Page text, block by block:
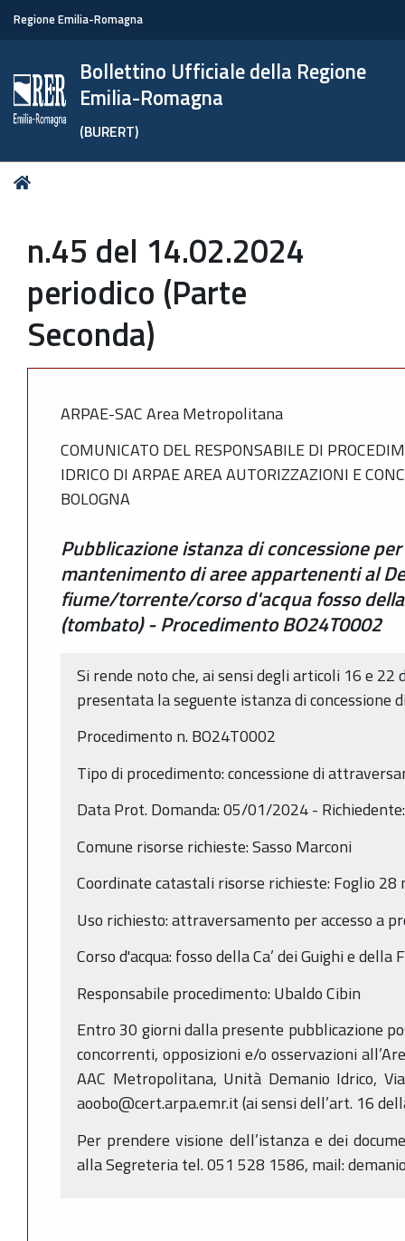
Regione Emilia-Romagna
Bollettino Ufficiale della Regione
Emilia-Romagna
(BURERT)
Tu
n.45 del 14.02.2024
periodico (Parte
Seconda)
ARPAE-SAC Area Metropolitana
COMUNICATO DEL RESPONSABILE DI
IDRICO DI ARPAE AREA AUTORIZZAZIONI E
BOLOGNA
Pubblicazione istanza di concessione
mantenimento di aree appartenenti al
fiume/torrente/corso d'acqua fosso della
(tombato) - Procedimento BO24T0002
Si rende noto che, ai sensi degli articoli 16 e 22
presentata la seguente istanza di concessione
Procedimento n. BO24T0002
Tipo di procedimento: concessione di
Data Prot. Domanda: 05/01/2024 -
Comune risorse richieste: Sasso Marconi
Coordinate catastali risorse richieste: Foglio
Uso richiesto: attraversamento per accesso a
Corso d'acqua: fosso della Ca’ dei Guighi e
Responsabile procedimento: Ubaldo Cibin
Entro 30 giorni dalla presente pubblicazione
concorrenti, opposizioni e/o osservazioni
AAC Metropolitana, Unità Demanio Idrico,
aoobo@cert.arpa.emr.it (ai sensi dell’art. 16
Per prendere visione dell’istanza e dei
alla Segreteria tel. 051 528 1586, mail: